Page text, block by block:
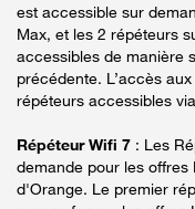
est accessible sur
Max, et les 2 répéteurs
accessibles de manière
précédente. L’accès
répéteurs accessibles
Répéteur Wifi 7 : Les
demande pour les offres
d'Orange. Le premier